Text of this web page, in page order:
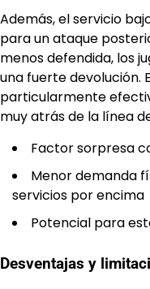
Además, el servicio
para un ataque
menos defendida, los
una fuerte devolución.
particularmente
muy atrás de la línea
Factor sorpresa
Menor demanda
servicios por encima
Potencial para
Desventajas y